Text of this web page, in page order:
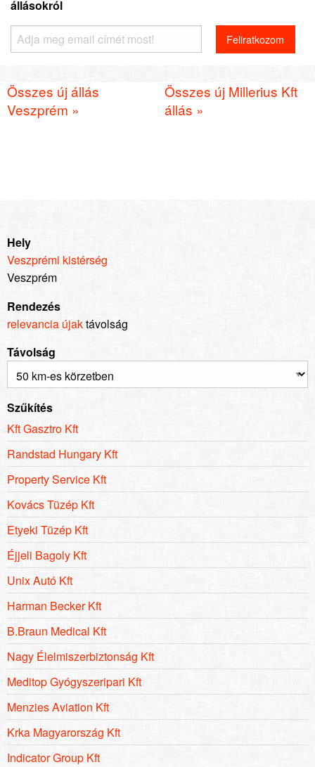
állásokról
Összes új állás
Veszprém »
Összes új Millerius Kft
állás »
Hely
Veszprémi kistérség
Veszprém
Rendezés
relevancia újaktávolság
Távolság
Szűkítés
Kft Gasztro Kft
Randstad Hungary Kft
Property Service Kft
Kovács Tüzép Kft
Etyeki Tüzép Kft
Éjjeli Bagoly Kft
Unix Autó Kft
Harman Becker Kft
B.Braun Medical Kft
Nagy Élelmiszerbiztonság Kft
Meditop Gyógyszeripari Kft
Menzies Aviation Kft
Krka Magyarország Kft
Indicator Group Kft